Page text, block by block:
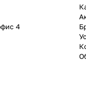
4